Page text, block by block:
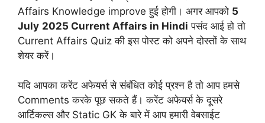
Affairs Knowledge improve हुई होगी। अगर आपको 5
July 2025 Current Affairs in Hindi पसंद आई हो तो
Current Affairs Quiz की इस पोस्ट को अपने दोस्तों के साथ
शेयर करें।
यदि आपका करेंट अफेयर्स से संबंधित कोई प्रश्न है तो आप हमसे
Comments करके पूछ सकते हैं। करेंट अफेयर्स के दूसरे
आर्टिकल्स और Static GK के बारे में आप हमारी वेबसाईट